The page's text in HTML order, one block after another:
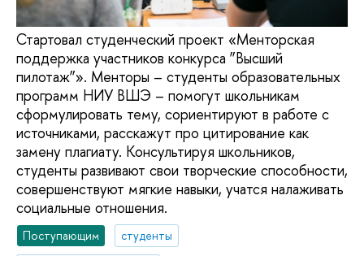
Стартовал студенческий проект «Менторская
поддержка участников конкурса ”Высший
пилотаж”». Менторы – студенты образовательных
программ НИУ ВШЭ – помогут школьникам
сформулировать тему, сориентируют в работе с
источниками, расскажут про цитирование как
замену плагиату. Консультируя школьников,
студенты развивают свои творческие способности,
совершенствуют мягкие навыки, учатся налаживать
социальные отношения.
Поступающим
студенты